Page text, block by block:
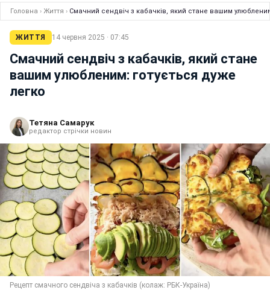
Головна › Життя › Смачний сендвіч з кабачків, який стане вашим
ЖИТТЯ 14 червня 2025 · 07:45
Смачний сендвіч з кабачків, який стане
вашим улюбленим: готується дуже
легко
Тетяна Самарук
редактор стрічки новин
Рецепт смачного сендвіча з кабачків (колаж: РБК-Україна)